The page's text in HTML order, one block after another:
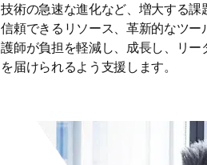
技術の急速な進化など、増大する課
信頼できるリソース、革新的なツ
護師が負担を軽減し、成長し、リ
を届けられるよう支援します。